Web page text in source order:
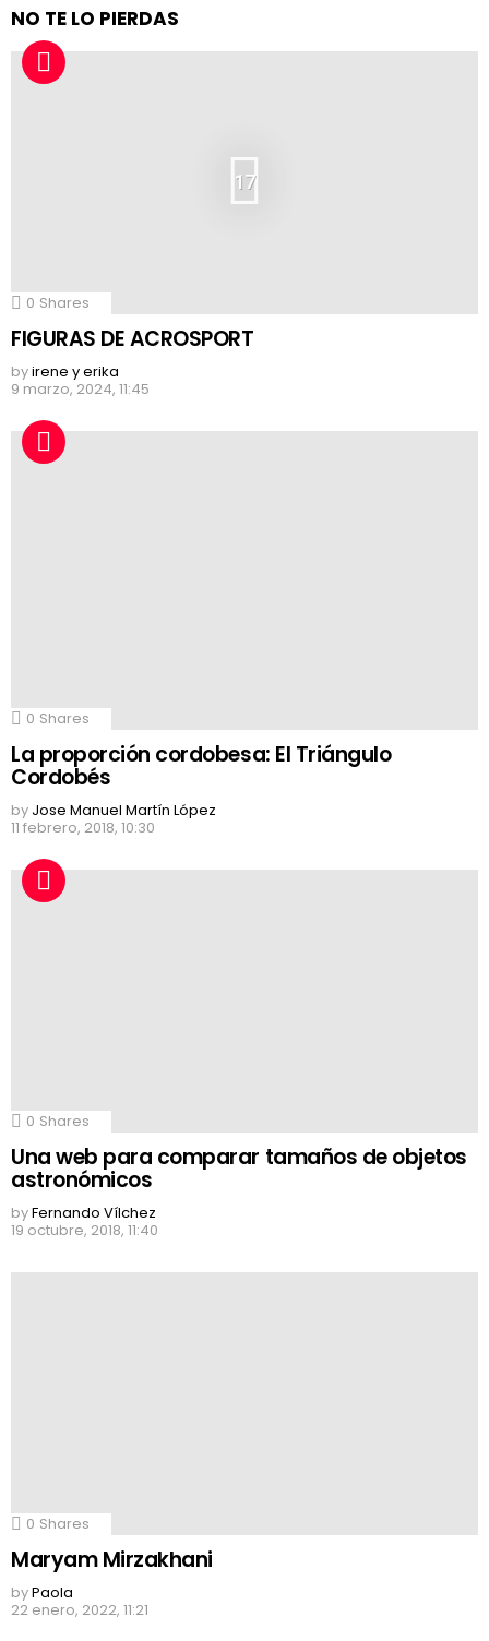
NO TE LO PIERDAS
17
0 Shares
FIGURAS DE ACROSPORT
byirene y erika
9 marzo, 2024, 11:45
0 Shares
La proporción cordobesa: El Triángulo
Cordobés
by Jose Manuel Martín López
11 febrero, 2018, 10:30
0 Shares
Una web para comparar tamaños de objetos
astronómicos
byFernando Vílchez
19 octubre, 2018, 11:40
0 Shares
Maryam Mirzakhani
byPaola
22 enero, 2022, 11:21